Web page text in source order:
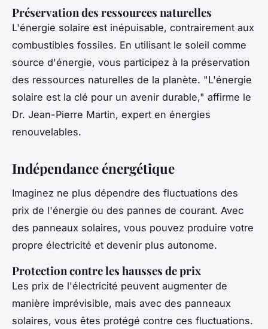
Préservation des ressources naturelles
L'énergie solaire est inépuisable, contrairement aux
combustibles fossiles. En utilisant le soleil comme
source d'énergie, vous participez à la préservation
des ressources naturelles de la planète. "L'énergie
solaire est la clé pour un avenir durable," affirme le
Dr. Jean-Pierre Martin, expert en énergies
renouvelables.
Indépendance énergétique
Imaginez ne plus dépendre des fluctuations des
prix de l'énergie ou des pannes de courant. Avec
des panneaux solaires, vous pouvez produire votre
propre électricité et devenir plus autonome.
Protection contre les hausses de prix
Les prix de l'électricité peuvent augmenter de
manière imprévisible, mais avec des panneaux
solaires, vous êtes protégé contre ces fluctuations.